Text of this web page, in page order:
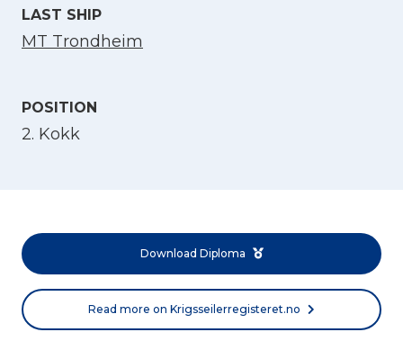
LAST SHIP
MT Trondheim
POSITION
2. Kokk
Download Diploma
Read more on Krigsseilerregisteret.no
Norsk bokmål